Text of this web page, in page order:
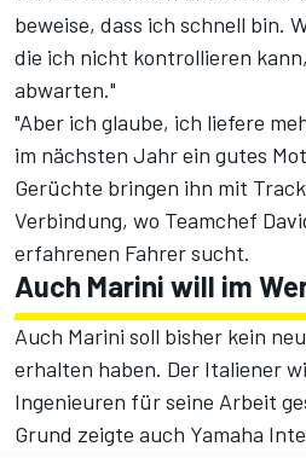
beweise, dass ich schnell bin.
die ich nicht kontrollieren
abwarten."
"Aber ich glaube, ich liefere
im nächsten Jahr ein gutes
Gerüchte bringen ihn mit
Verbindung, wo Teamchef
erfahrenen Fahrer sucht.
Auch Marini will im
Auch Marini soll bisher kein
erhalten haben. Der Italiener
Ingenieuren für seine Arbeit
Grund zeigte auch Yamaha